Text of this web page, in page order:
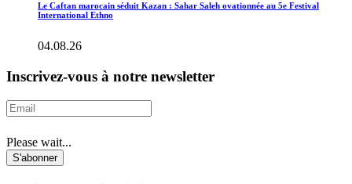
Le Caftan marocain séduit Kazan : Sahar Saleh ovationnée au 5e Festival
International Ethno
04.08.26
Inscrivez-vous à notre newsletter
Please wait...
S'abonner